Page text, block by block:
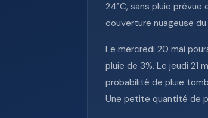
24°C, sans pluie
couverture nuageuse
Le mercredi 20 mai
pluie de 3%. Le jeudi 21
probabilité de pluie
Une petite quantité de